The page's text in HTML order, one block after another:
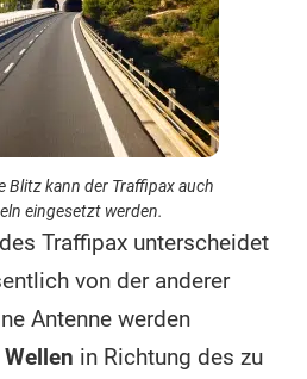
Blitz kann der Traffipax auch
eingesetzt werden.
Traffipax unterscheidet
von der anderer
Antenne werden
in Richtung des zu